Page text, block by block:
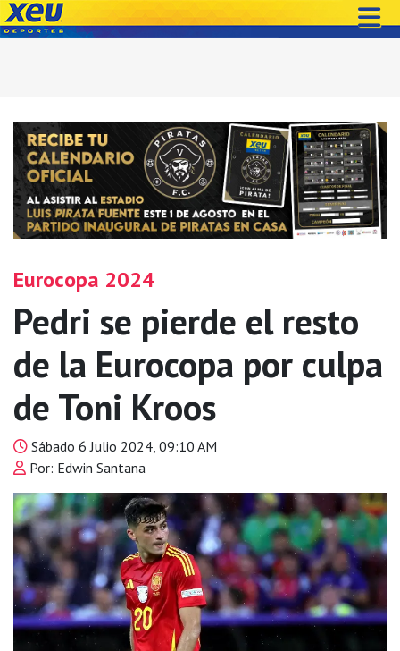
Eurocopa 2024
Pedri se pierde el resto
de la Eurocopa por culpa
de Toni Kroos
Sábado 6 Julio 2024, 09:10 AM
Por: Edwin Santana